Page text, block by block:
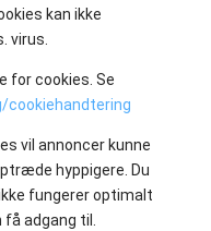
kan ikke
virus.
for cookies. Se
cookiehandtering
vil annoncer kunne
hyppigere. Du
fungerer optimalt
adgang til.